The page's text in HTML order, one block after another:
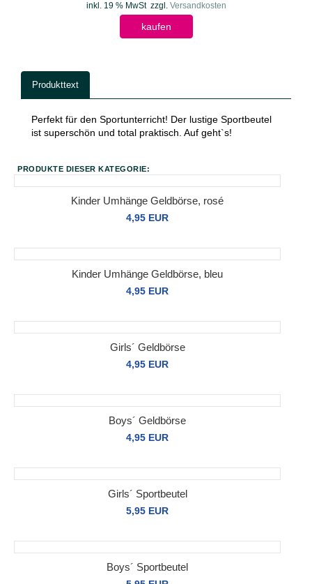
inkl. 19 % MwStzzgl.Versandkosten
kaufen
Produkttext
Perfekt für den Sportunterricht! Der lustige Sportbeutel
ist superschön und total praktisch. Auf geht`s!
PRODUKTE DIESER KATEGORIE:
Kinder Umhänge Geldbörse, rosé
4,95 EUR
Kinder Umhänge Geldbörse, bleu
4,95 EUR
Girls´ Geldbörse
4,95 EUR
Boys´ Geldbörse
4,95 EUR
Girls´ Sportbeutel
5,95 EUR
Boys´ Sportbeutel